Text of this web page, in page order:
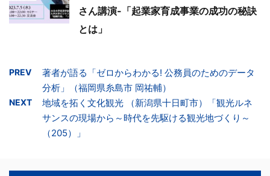
さん講演-「起業家育成事業の成功の秘訣
とは」
PREV
著者が語る「ゼロからわかる! 公務員のためのデータ
分析」（福岡県糸島市 岡祐輔）
NEXT
地域を拓く文化観光 （新潟県十日町市）「観光ルネ
サンスの現場から～時代を先駆ける観光地づくり～
（205）」